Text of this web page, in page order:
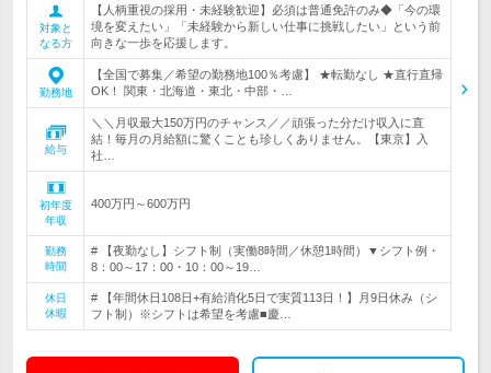
対象と
なる方
【人柄重視の採用・未経験歓迎】必須は普通免許のみ◆「今の環
境を変えたい」「未経験から新しい仕事に挑戦したい」という前
向きな一歩を応援します。
勤務地
【全国で募集／希望の勤務地100％考慮】 ★転勤なし ★直行直帰
OK！ 関東・北海道・東北・中部・…
給与
＼＼月収最大150万円のチャンス／／頑張った分だけ収入に直
結！毎月の月給額に驚くことも珍しくありません。【東京】入
社…
初年度
年収
400万円～600万円
勤務
時間
# 【夜勤なし】シフト制（実働8時間／休憩1時間）▼シフト例・
8：00～17：00・10：00～19…
休日
休暇
# 【年間休日108日+有給消化5日で実質113日！】月9日休み（シ
フト制）※シフトは希望を考慮■慶…